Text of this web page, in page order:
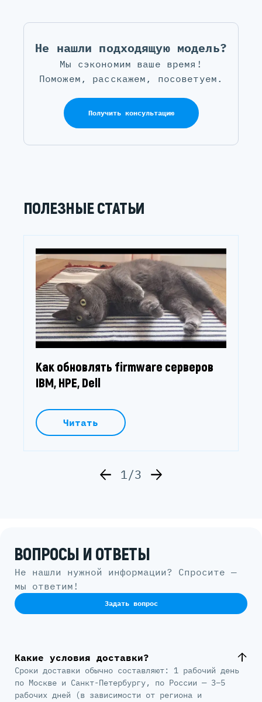
Не нашли подходящую модель?
Мы сэкономим ваше время!
Поможем, расскажем, посоветуем.
Получить консультацию
ПОЛЕЗНЫЕ СТАТЬИ
Как обновлять firmware серверов
IBM, HPE, Dell
Читать
1/3
ВОПРОСЫ И ОТВЕТЫ
Не нашли нужной информации? Спросите —
мы ответим!
Задать вопрос
Какие условия доставки?
Сроки доставки обычно составляют: 1 рабочий день
по Москве и Санкт-Петербургу, по России — 3–5
рабочих дней (в зависимости от региона и